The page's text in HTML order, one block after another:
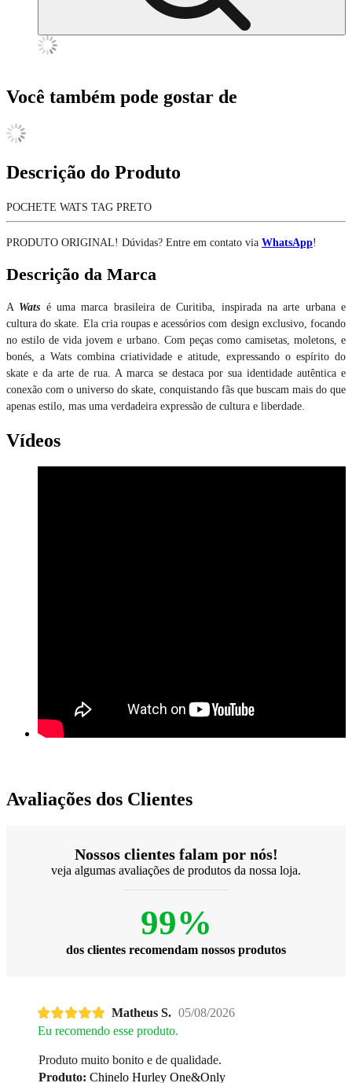
Você também pode gostar de
Descrição do Produto
POCHETE WATS TAG PRETO
PRODUTO ORIGINAL! Dúvidas? Entre em contato via WhatsApp!
Descrição da Marca
A Wats é uma marca brasileira de Curitiba, inspirada na arte urbana e
cultura do skate. Ela cria roupas e acessórios com design exclusivo, focando
no estilo de vida jovem e urbano. Com peças como camisetas, moletons, e
bonés, a Wats combina criatividade e atitude, expressando o espírito do
skate e da arte de rua. A marca se destaca por sua identidade autêntica e
conexão com o universo do skate, conquistando fãs que buscam mais do que
apenas estilo, mas uma verdadeira expressão de cultura e liberdade.
Vídeos
Avaliações dos Clientes
Nossos clientes falam por nós!
veja algumas avaliações de produtos da nossa loja.
99%
dos clientes recomendam nossos produtos
Matheus S. 05/08/2026
Eu recomendo esse produto.
Produto muito bonito e de qualidade.
Produto: Chinelo Hurley One&Only